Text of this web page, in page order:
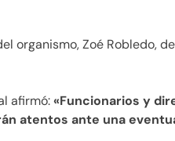
organismo, Zoé Robledo,
afirmó:«Funcionarios y
atentos ante una